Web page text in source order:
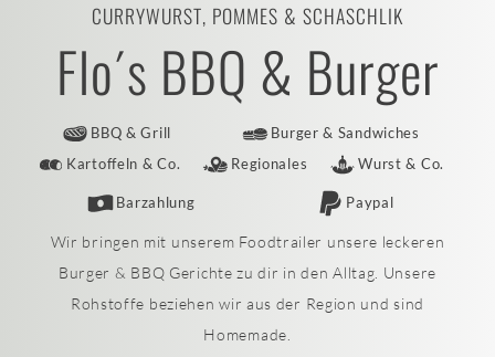
CURRYWURST, POMMES & SCHASCHLIK
Flo´s BBQ & Burger
BBQ & Grill
Burger & Sandwiches
Kartoffeln & Co.
Regionales Wurst & Co.
Barzahlung Paypal
Wir bringen mit unserem Foodtrailer unsere leckeren
Burger & BBQ Gerichte zu dir in den Alltag. Unsere
Rohstoffe beziehen wir aus der Region und sind
Homemade.